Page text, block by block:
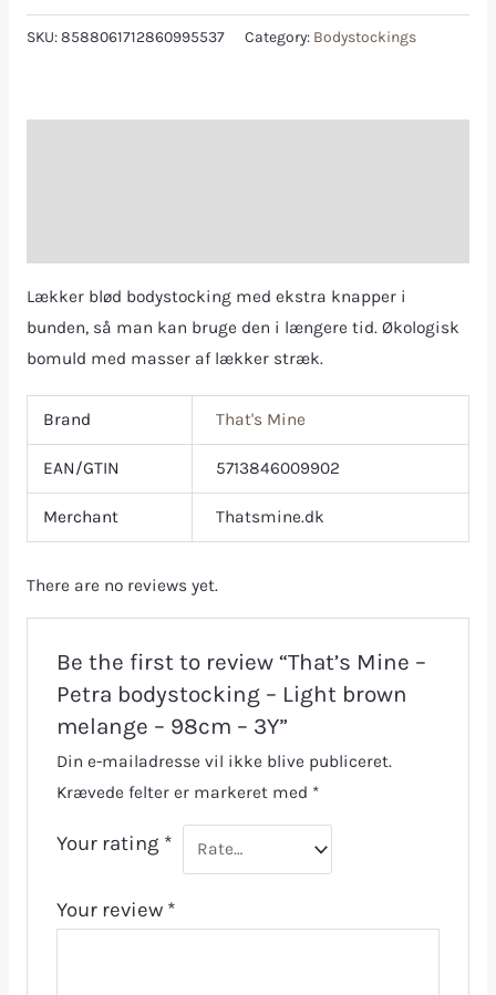
SKU:8588061712860995537 Category: Bodystockings
Lækker blød bodystocking med ekstra knapper i
bunden, så man kan bruge den i længere tid. Økologisk
bomuld med masser af lækker stræk.
Brand That's Mine
EAN/GTIN 5713846009902
Merchant Thatsmine.dk
There are no reviews yet.
Be the first to review “That’s Mine –
Petra bodystocking – Light brown
melange – 98cm – 3Y”
Din e-mailadresse vil ikke blive publiceret.
Krævede felter er markeret med *
Your rating *
Your review *